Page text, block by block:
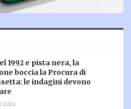
1992 e pista nera, la
boccia la Procura di
le indagini devono
2026